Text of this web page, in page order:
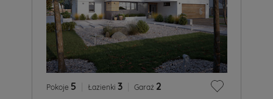
Pokoje 5 Łazienki 3 Garaż 2